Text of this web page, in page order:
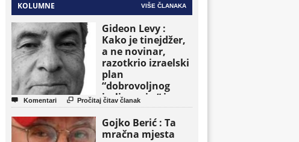
KOLUMNE VIŠE ČLANAKA
Gideon Levy :
Kako je tinejdžer,
a ne novinar,
razotkrio izraelski
plan
“dobrovoljnog
iseljavanja ” iz
Gaze
 Komentari  Pročitaj čitav članak
Gojko Berić : Ta
mračna mjesta